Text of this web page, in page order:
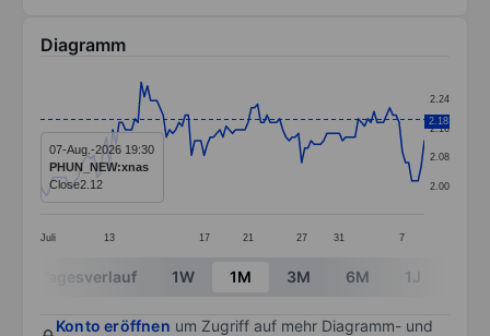
Diagramm
Line chart with 123 data points.
The chart has 1 X axis displaying categories.
The chart has 1 Y axis displaying values. Data
Juli 13 17 21 27 31 7
2.00
2.08
2.16
2.24
2.18
07-Aug.-2026 19:30
PHUN_NEW:xnas
Close2.12
End of interactive chart.
Tagesverlauf 1W 1M 3M 6M 1J
Konto eröffnen um Zugriff auf mehr Diagramm- und